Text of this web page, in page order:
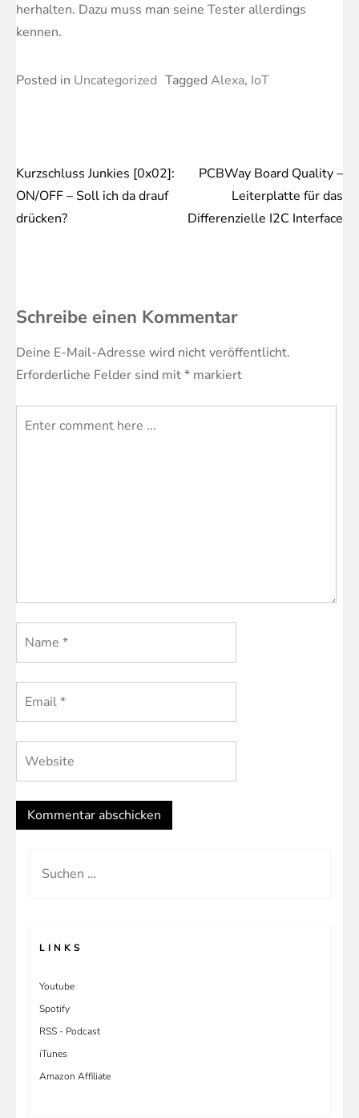
herhalten. Dazu muss man seine Tester allerdings
kennen.
Posted in Uncategorized Tagged Alexa, IoT
Beitragsnavigation
Kurzschluss Junkies [0x02]:
ON/OFF – Soll ich da drauf
drücken?
PCBWay Board Quality –
Leiterplatte für das
Differenzielle I2C Interface
Schreibe einen Kommentar
Deine E-Mail-Adresse wird nicht veröffentlicht.
Erforderliche Felder sind mit* markiert
Suchen
LINKS
Youtube
Spotify
RSS - Podcast
iTunes
Amazon Affiliate